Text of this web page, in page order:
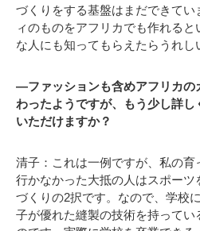
づくりをする基盤はまだできて
ィのものをアフリカでも作れる
な人にも知ってもらえたらうれし
―ファッションも含めアフリカの
わったようですが、もう少し詳
いただけますか？
清子：これは一例ですが、私の育
行かなかった大抵の人はスポー
づくりの2択です。なので、学校
子が優れた縫製の技術を持って